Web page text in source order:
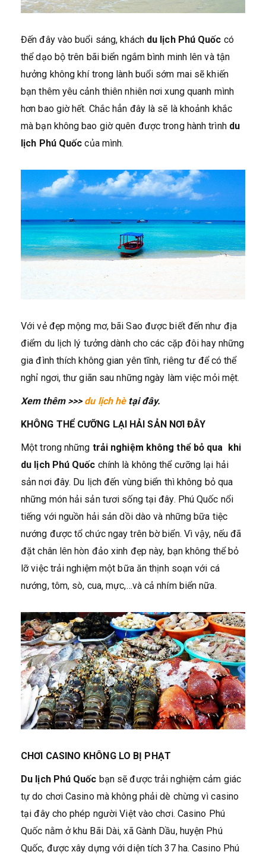
Đến đây vào buổi sáng, khách du lịch Phú Quốc có
thể dạo bộ trên bãi biển ngắm bình minh lên và tận
hưởng không khí trong lành buổi sớm mai sẽ khiến
bạn thêm yêu cảnh thiên nhiên nơi xung quanh mình
hơn bao giờ hết. Chắc hẳn đây là sẽ là khoảnh khắc
mà bạn không bao giờ quên được trong hành trình du
lịch Phú Quốc của mình.
Với vẻ đẹp mộng mơ, bãi Sao được biết đến như địa
điểm du lịch lý tưởng dành cho các cặp đôi hay những
gia đình thích không gian yên tĩnh, riêng tư để có thể
nghỉ ngơi, thư giãn sau những ngày làm việc mỏi mệt.
Xem thêm >>> du lịch hètại đây.
KHÔNG THỂ CƯỠNG LẠI HẢI SẢN NƠI ĐÂY
Một trong những trải nghiệm không thể bỏ qua khi
du lịch Phú Quốc chính là không thể cưỡng lại hải
sản nơi đây. Du lịch đến vùng biển thì không bỏ qua
những món hải sản tươi sống tại đây. Phú Quốc nổi
tiếng với nguồn hải sản dồi dào và những bữa tiệc
nướng được tổ chức ngay trên bờ biển. Vì vậy, nếu đã
đặt chân lên hòn đảo xinh đẹp này, bạn không thể bỏ
lỡ việc trải nghiệm một bữa ăn thịnh soạn với cá
nướng, tôm, sò, cua, mực,…và cả nhím biển nữa.
CHƠI CASINO KHÔNG LO BỊ PHẠT
Du lịch Phú Quốc bạn sẽ được trải nghiệm cảm giác
tự do chơi Casino mà không phải dè chừng vì casino
tại đây cho phép người Việt vào chơi. Casino Phú
Quốc nằm ở khu Bãi Dài, xã Gành Dầu, huyện Phú
Quốc, được xây dựng với diện tích 37 ha. Casino Phú